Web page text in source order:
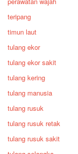
teripang
timun laut
tulang ekor
tulang ekor sakit
tulang kering
tulang manusia
tulang rusuk
tulang rusuk retak
tulang rusuk sakit